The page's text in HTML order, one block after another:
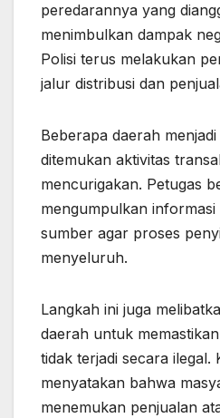
peredarannya yang
menimbulkan dampak
Polisi terus melakukan
jalur distribusi dan
Beberapa daerah
ditemukan aktivitas
mencurigakan. Petugas
mengumpulkan informasi
sumber agar proses
menyeluruh.
Langkah ini juga
daerah untuk
tidak terjadi secara ilegal.
menyatakan bahwa
menemukan penjualan